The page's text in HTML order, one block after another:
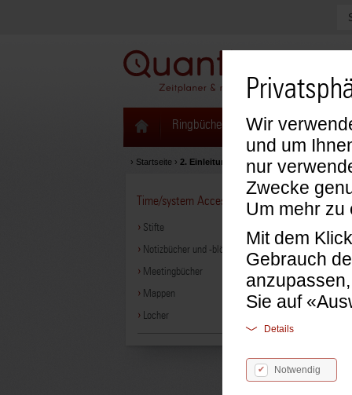
Wir
und um
nur
Zwecke
Um mehr
Mit dem
Gebrauch
Sie auf
Details
Notwendig
Ringbücher & Zeitplaner
› Startseite › 2. Einleitung Markenshop Time/system
Time/system Accessoires
Stifte
Notizbücher und -blöcke
Meetingbücher
Mappen
Locher
2.